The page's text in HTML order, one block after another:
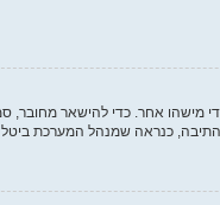
מישהו אחר. כדי להישאר מחובר,
כנראה שמנהל המערכת ביטל